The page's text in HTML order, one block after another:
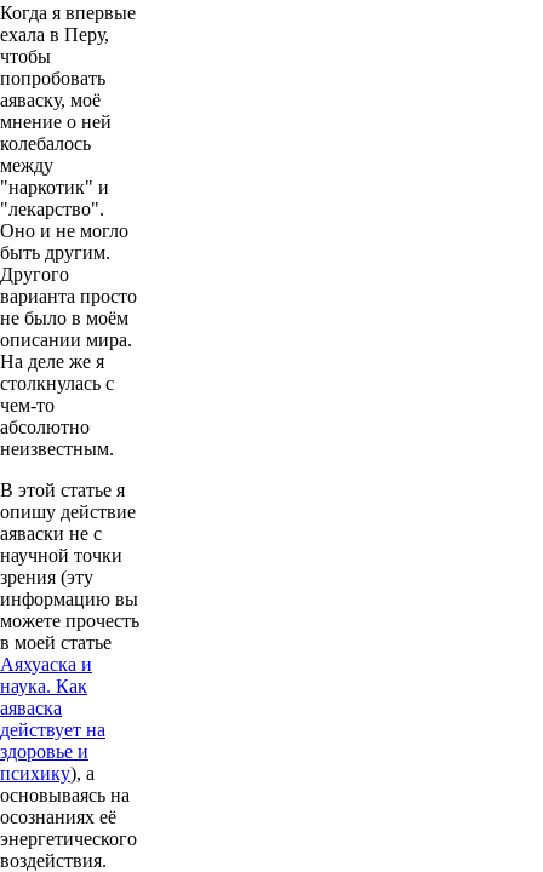
Когда я впервые
ехала в Перу,
чтобы
попробовать
аяваску, моё
мнение о ней
колебалось
между
"наркотик" и
"лекарство".
Оно и не могло
быть другим.
Другого
варианта просто
не было в моём
описании мира.
На деле же я
столкнулась с
чем-то
абсолютно
неизвестным.
В этой статье я
опишу действие
аяваски не с
научной точки
зрения (эту
информацию вы
можете прочесть
в моей статье
Аяхуаска и
наука. Как
аяваска
действует на
здоровье и
психику), а
основываясь на
осознаниях её
энергетического
воздействия.